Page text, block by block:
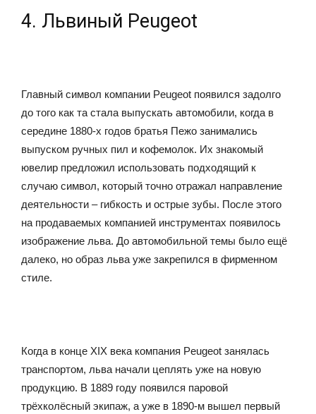
4. Львиный Peugeot
Главный символ компании Peugeot появился задолго
до того как та стала выпускать автомобили, когда в
середине 1880-х годов братья Пежо занимались
выпуском ручных пил и кофемолок. Их знакомый
ювелир предложил использовать подходящий к
случаю символ, который точно отражал направление
деятельности – гибкость и острые зубы. После этого
на продаваемых компанией инструментах появилось
изображение льва. До автомобильной темы было ещё
далеко, но образ льва уже закрепился в фирменном
стиле.
Когда в конце XIX века компания Peugeot занялась
транспортом, льва начали цеплять уже на новую
продукцию. В 1889 году появился паровой
трёхколёсный экипаж, а уже в 1890-м вышел первый